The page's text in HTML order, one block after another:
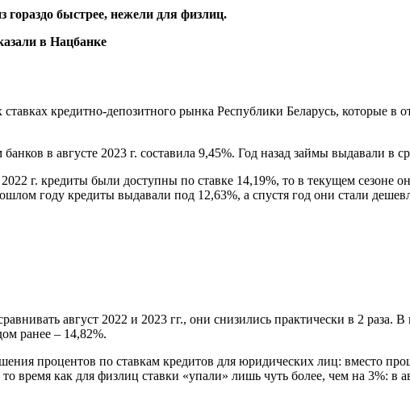
быстрее, нежели для физлиц.
кредитно-депозитного рынка Республики Беларусь, которые в
в августе 2023 г. составила 9,45%. Год назад займы выдавали в
г. кредиты были доступны по ставке 14,19%, то в текущем сезоне
году кредиты выдавали под 12,63%, а спустя год они стали
август 2022 и 2023 гг., они снизились практически в 2 раза.
ранее – 14,82%.
процентов по ставкам кредитов для юридических лиц: вместо
как для физлиц ставки «упали» лишь чуть более, чем на 3%: в